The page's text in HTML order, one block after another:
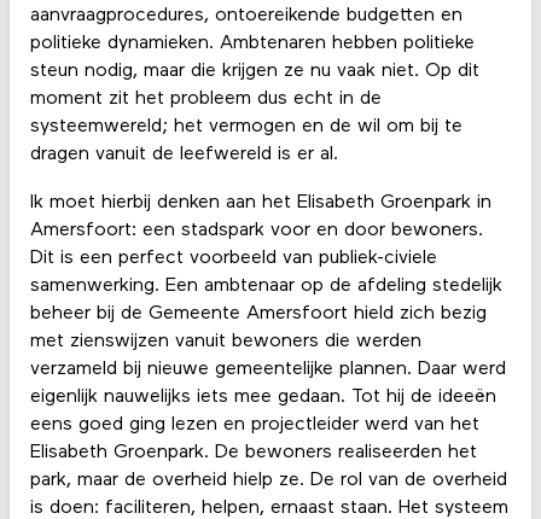
aanvraagprocedures, ontoereikende budgetten en
politieke dynamieken. Ambtenaren hebben politieke
steun nodig, maar die krijgen ze nu vaak niet. Op dit
moment zit het probleem dus echt in de
systeemwereld; het vermogen en de wil om bij te
dragen vanuit de leefwereld is er al.
Ik moet hierbij denken aan het Elisabeth Groenpark in
Amersfoort: een stadspark voor en door bewoners.
Dit is een perfect voorbeeld van publiek-civiele
samenwerking. Een ambtenaar op de afdeling stedelijk
beheer bij de Gemeente Amersfoort hield zich bezig
met zienswijzen vanuit bewoners die werden
verzameld bij nieuwe gemeentelijke plannen. Daar werd
eigenlijk nauwelijks iets mee gedaan. Tot hij de ideeën
eens goed ging lezen en projectleider werd van het
Elisabeth Groenpark. De bewoners realiseerden het
park, maar de overheid hielp ze. De rol van de overheid
is doen: faciliteren, helpen, ernaast staan. Het systeem